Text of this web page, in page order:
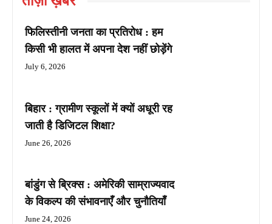
फिलिस्तीनी जनता का प्रतिरोध : हम
किसी भी हालत में अपना देश नहीं छोड़ेंगे
July 6, 2026
बिहार : ग्रामीण स्कूलों में क्यों अधूरी रह
जाती है डिजिटल शिक्षा?
June 26, 2026
बांडुंग से ब्रिक्स : अमेरिकी साम्राज्यवाद
के विकल्प की संभावनाएँ और चुनौतियाँ
June 24, 2026